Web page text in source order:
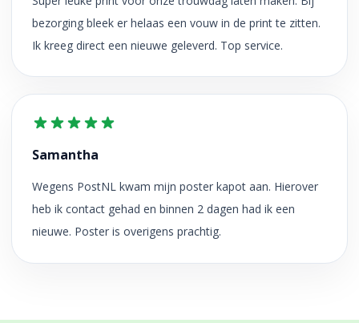
bezorging bleek er helaas een vouw in de print te zitten.
Ik kreeg direct een nieuwe geleverd. Top service.
Samantha
Wegens PostNL kwam mijn poster kapot aan. Hierover
heb ik contact gehad en binnen 2 dagen had ik een
nieuwe. Poster is overigens prachtig.